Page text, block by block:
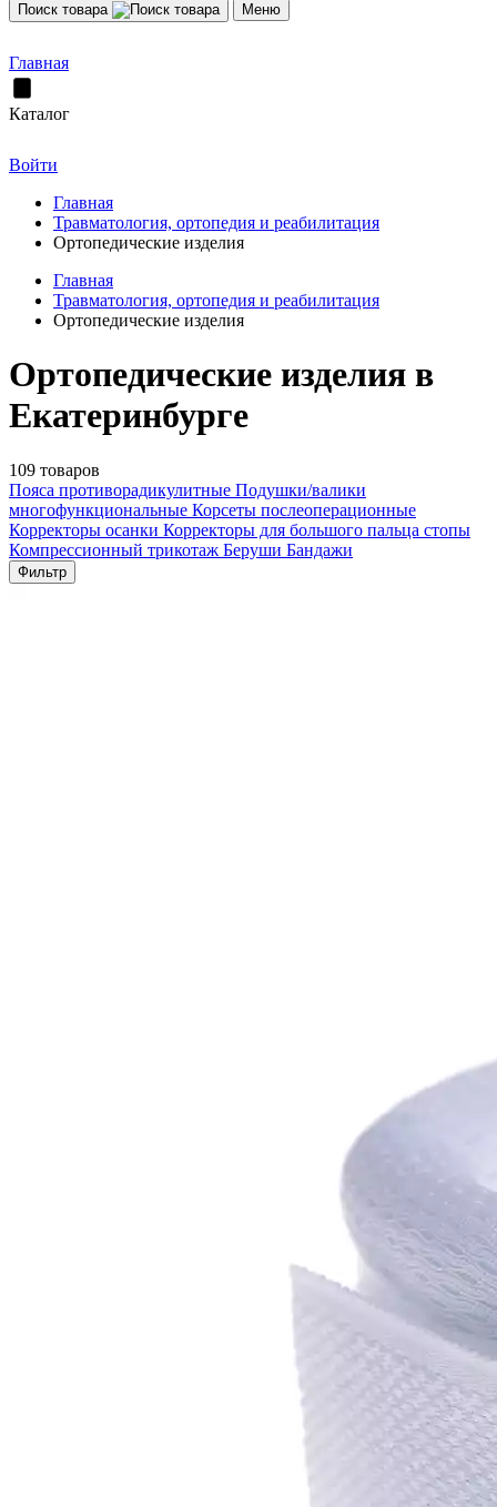
Поиск товара Меню
Главная
Каталог
Войти
Главная
Травматология, ортопедия и реабилитация
Ортопедические изделия
Главная
Травматология, ортопедия и реабилитация
Ортопедические изделия
Ортопедические изделия в
Екатеринбурге
109 товаров
Пояса противорадикулитные Подушки/валики
многофункциональные Корсеты послеоперационные
Корректоры осанки Корректоры для большого пальца стопы
Компрессионный трикотаж Беруши Бандажи
Фильтр